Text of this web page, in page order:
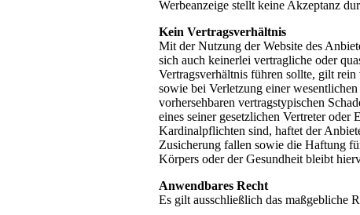
Werbeanzeige stellt keine Akzeptanz
Kein Vertragsverhältnis
Mit der Nutzung der Website des
sich auch keinerlei vertragliche oder
Vertragsverhältnis führen sollte, gilt
sowie bei Verletzung einer
vorhersehbaren vertragstypischen
eines seiner gesetzlichen Vertreter
Kardinalpflichten sind, haftet der
Zusicherung fallen sowie die Haftung
Körpers oder der Gesundheit bleibt
Anwendbares Recht
Es gilt ausschließlich das maßgebliche